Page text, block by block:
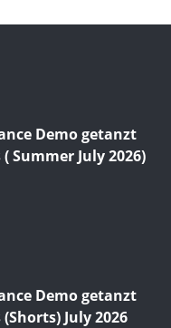
Demo getanzt
Summer July 2026)
Demo getanzt
July 2026